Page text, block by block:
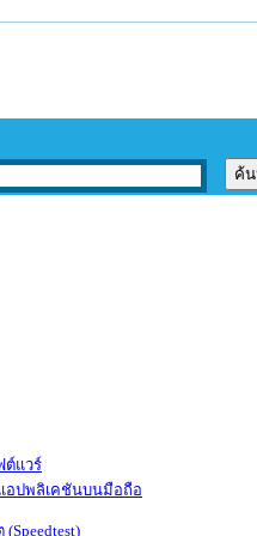
ต์แวร์
อปพลิเคชันบนมือถือ
(Speedtest)